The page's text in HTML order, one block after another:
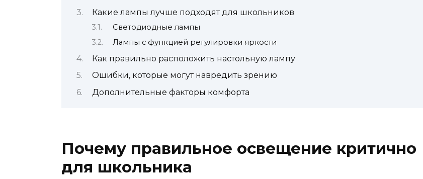
Какие лампы лучше подходят для школьников
Светодиодные лампы
Лампы с функцией регулировки яркости
Как правильно расположить настольную лампу
Ошибки, которые могут навредить зрению
Дополнительные факторы комфорта
Почему правильное освещение критично
для школьника